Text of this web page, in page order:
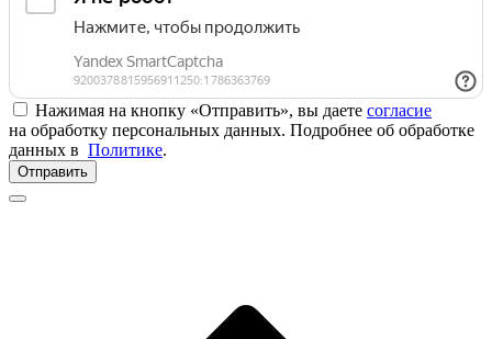
Нажимая на кнопку «Отправить», вы даете согласие
на обработку персональных данных. Подробнее об обработке
данных в Политике.
Отправить